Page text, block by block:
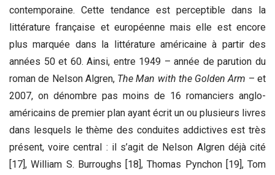
contemporaine. Cette tendance est perceptible dans la
littérature française et européenne mais elle est encore
plus marquée dans la littérature américaine à partir des
années 50 et 60. Ainsi, entre 1949 – année de parution du
roman de Nelson Algren, The Man with the Golden Arm – et
2007, on dénombre pas moins de 16 romanciers anglo-
américains de premier plan ayant écrit un ou plusieurs livres
dans lesquels le thème des conduites addictives est très
présent, voire central : il s’agit de Nelson Algren déjà cité
[17], William S. Burroughs [18], Thomas Pynchon [19], Tom